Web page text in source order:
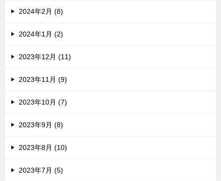
2024年2月 (8)
2024年1月 (2)
2023年12月 (11)
2023年11月 (9)
2023年10月 (7)
2023年9月 (8)
2023年8月 (10)
2023年7月 (5)